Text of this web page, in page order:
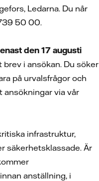
Ledarna. Du når
50 00.
den 17 augusti
i ansökan. Du söker
på urvalsfrågor och
ansökningar via vår
infrastruktur,
säkerhetsklassade. Är
anställning, i